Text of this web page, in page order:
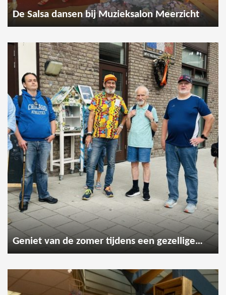
De Salsa dansen bij Muzieksalon Meerzicht
Geniet van de zomer tijdens een gezellige wandeling